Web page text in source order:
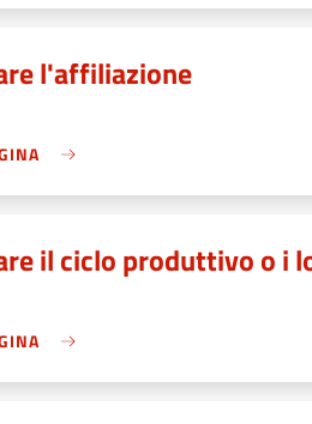
l'affiliazione
il ciclo produttivo o i